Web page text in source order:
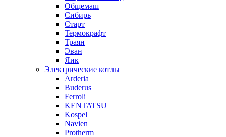
Общемаш
Сибирь
Старт
Термокрафт
Траян
Эван
Яик
Электрические котлы
Arderia
Buderus
Ferroli
KENTATSU
Kospel
Navien
Protherm